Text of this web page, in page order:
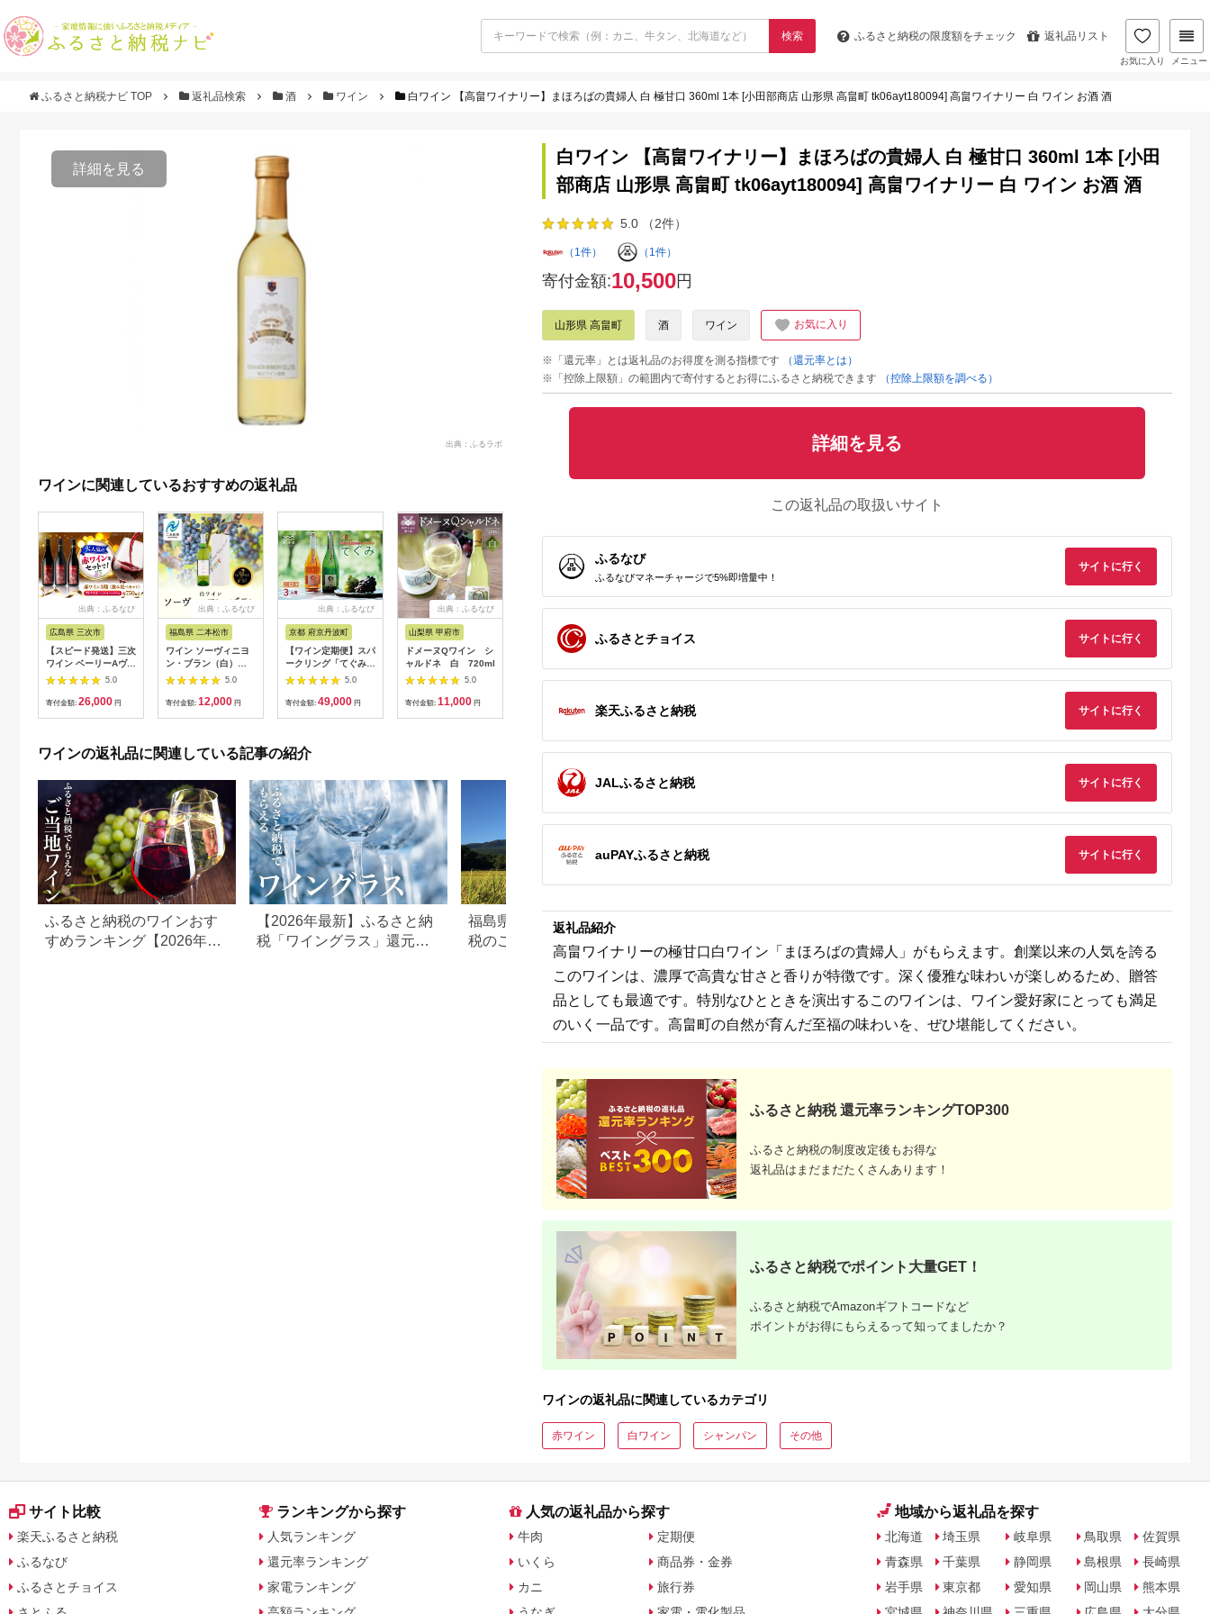
検索 ふるさと納税の限度額をチェック 返礼品リスト
お気に入り メニュー
ふるさと納税ナビ TOP 返礼品検索 酒 ワイン 白ワイン 【高畠ワイナリー】まほろばの貴婦人 白 極甘口 360ml 1本 [小田部商店 山形県 高畠町 tk06ayt180094] 高畠ワイナリー 白 ワイン お酒 酒
詳細を見る
出典：ふるラボ
ワインに関連しているおすすめの返礼品
出典：ふるなび
広島県 三次市
【スピード発送】三次
ワイン ベーリーAヴァ
インヤード3本
[APAZ031] ワイン
5.0
寄付金額: 26,000 円
出典：ふるなび
福島県 二本松市
ワイン ソーヴィニヨ
ン・ブラン（白）
720ml×1本【ふくし
ま農家の夢ワイン株式
会社】
5.0
寄付金額: 12,000 円
出典：ふるなび
京都 府京丹波町
【ワイン定期便】スパ
ークリング「てぐみ」
3カ月 定期便 丹波ワ
イン [047SJ001R]
5.0
寄付金額: 49,000 円
出典：ふるなび
山梨県 甲府市
ドメーヌQワイン シ
ャルドネ 白 720ml
5.0
寄付金額: 11,000 円
出典：ふるなび
広島県 呉市
ワイン kiyomi プリン
5.0
円
出典：ふるなび
新潟県 上越市
720ml） 酒 ギフト ぶ
5.0
寄付金額: 37,000
出典：ふるなび
5.0
出典：ふるなび
5.0
出典：ふるなび
ン 地元ワイン 山ぶ
どう スパイシー ）
5.0
出典：ふるな
山形県 上山市
ワインの返礼品に関連している記事の紹介
ふるさと納税のワインおす
すめランキング【2026年最
【2026年最新】ふるさと納
税「ワイングラス」還元率
福島県磐梯町のふるさと納
税のご紹介
税のご紹介
白ワイン 【高畠ワイナリー】まほろばの貴婦人 白 極甘口 360ml 1本 [小田
部商店 山形県 高畠町 tk06ayt180094] 高畠ワイナリー 白 ワイン お酒 酒
5.0 （2件）
（1件） （1件）
寄付金額:10,500円
山形県 高畠町 酒 ワイン お気に入り
※「還元率」とは返礼品のお得度を測る指標です
（還元率とは）
※「控除上限額」の範囲内で寄付するとお得にふるさと納税できます
（控除上限額を調べる）
詳細を見る
この返礼品の取扱いサイト
ふるなび
ふるなびマネーチャージで5%即増量中！
サイトに行く
ふるさとチョイス サイトに行く
楽天ふるさと納税 サイトに行く
JALふるさと納税 サイトに行く
auPAYふるさと納税 サイトに行く
返礼品紹介
高畠ワイナリーの極甘口白ワイン「まほろばの貴婦人」がもらえます。創業以来の人気を誇る
このワインは、濃厚で高貴な甘さと香りが特徴です。深く優雅な味わいが楽しめるため、贈答
品としても最適です。特別なひとときを演出するこのワインは、ワイン愛好家にとっても満足
のいく一品です。高畠町の自然が育んだ至福の味わいを、ぜひ堪能してください。
ふるさと納税 還元率ランキングTOP300
ふるさと納税の制度改定後もお得な
返礼品はまだまだたくさんあります！
ふるさと納税でポイント大量GET！
ふるさと納税でAmazonギフトコードなど
ポイントがお得にもらえるって知ってましたか？
ワインの返礼品に関連しているカテゴリ
赤ワイン 白ワイン シャンパン その他
サイト比較
楽天ふるさと納税
ふるなび
ふるさとチョイス
ランキングから探す
人気ランキング
還元率ランキング
家電ランキング
人気の返礼品から探す
牛肉
いくら
カニ
定期便
商品券・金券
旅行券
地域から返礼品を探す
北海道
青森県
岩手県
埼玉県
千葉県
東京都
岐阜県
静岡県
愛知県
鳥取県
島根県
岡山県
佐賀県
長崎県
熊本県